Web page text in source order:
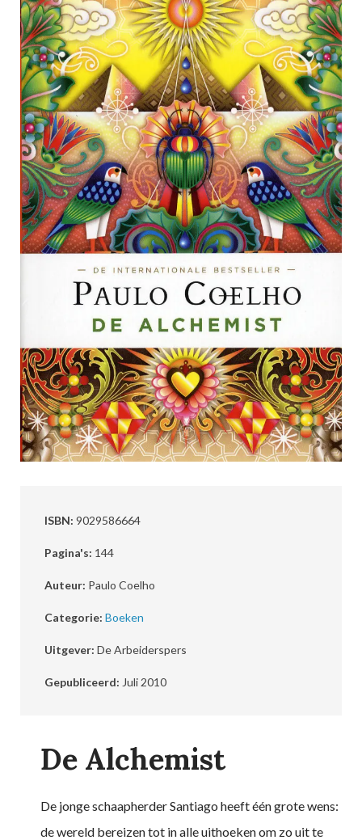
ISBN: 9029586664
Pagina's: 144
Auteur: Paulo Coelho
Categorie: Boeken
Uitgever: De Arbeiderspers
Gepubliceerd: Juli 2010
De Alchemist
De jonge schaapherder Santiago heeft één grote wens:
de wereld bereizen tot in alle uithoeken om zo uit te